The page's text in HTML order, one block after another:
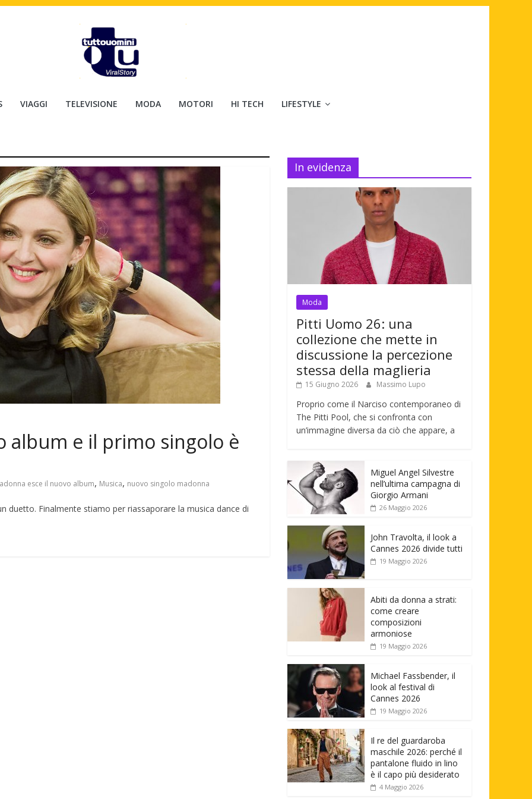
VIAGGI TELEVISIONE MODA MOTORI HI TECH LIFESTYLE
album e il primo singolo è
esce il nuovo album, Musica, nuovo singolo madonna
duetto. Finalmente stiamo per riassaporare la musica dance di
In evidenza
Moda
Pitti Uomo 26: una
collezione che mette in
discussione la percezione
stessa della maglieria
15 Giugno 2026 Massimo Lupo
Proprio come il Narciso contemporaneo di
The Pitti Pool, che si confronta con
un’immagine diversa da ciò che appare, a
Miguel Angel Silvestre
nell’ultima campagna di
Giorgio Armani
26 Maggio 2026
John Travolta, il look a
Cannes 2026 divide tutti
19 Maggio 2026
Abiti da donna a strati:
come creare
composizioni
armoniose
19 Maggio 2026
Michael Fassbender, il
look al festival di
Cannes 2026
19 Maggio 2026
Il re del guardaroba
maschile 2026: perché il
pantalone fluido in lino
è il capo più desiderato
4 Maggio 2026